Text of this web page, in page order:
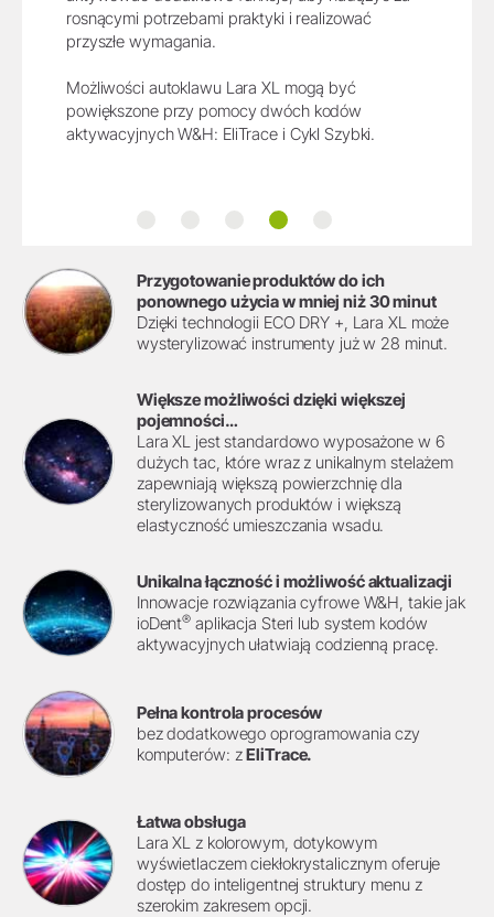
rosnącymi potrzebami praktyki i realizować
przyszłe wymagania.
Możliwości autoklawu Lara XL mogą być
powiększone przy pomocy dwóch kodów
aktywacyjnych W&H: EliTrace i Cykl Szybki.
Eco Dry +PojemnośćŁącznośćKody aktywacyjne
Przygotowanie produktów do ich
ponownego użycia w mniej niż 30 minut
Dzięki technologii ECO DRY +, Lara XL może
wysterylizować instrumenty już w 28 minut.
Większe możliwości dzięki większej
pojemności…
Lara XL jest standardowo wyposażone w 6
dużych tac, które wraz z unikalnym stelażem
zapewniają większą powierzchnię dla
sterylizowanych produktów i większą
elastyczność umieszczania wsadu.
Unikalna łączność i możliwość aktualizacji
Innowacje rozwiązania cyfrowe W&H, takie jak
ioDent® aplikacja Steri lub system kodów
aktywacyjnych ułatwiają codzienną pracę.
Pełna kontrola procesów
bez dodatkowego oprogramowania czy
komputerów: zEliTrace.
Łatwa obsługa
Lara XL z kolorowym, dotykowym
wyświetlaczem ciekłokrystalicznym oferuje
dostęp do inteligentnej struktury menu z
szerokim zakresem opcji.